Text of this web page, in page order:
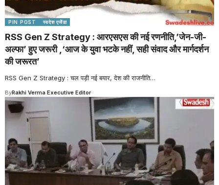
PIN POST स्वदेश एजेंडा
RSS Gen Z Strategy : आरएसएस की नई रणनीति,’जेन-जी-
अल्फा’ हुए जरूरी ,‘आज के युवा भटके नहीं, सही संवाद और मार्गदर्शन
की जरूरत’
RSS Gen Z Strategy : चल पड़ी नई बयार, देश की राजनीति…
ByRakhi Verma Executive Editor